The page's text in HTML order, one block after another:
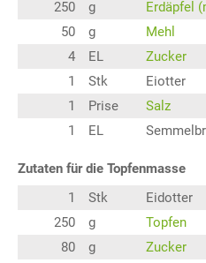
250
g
Erdäpfel
50
g
Mehl
4
EL
Zucker
1
Stk
Eiotter
1
Prise
Salz
1
EL
Zutaten für die Topfenmasse
1
Stk
Eidotter
250
g
Topfen
80
g
Zucker